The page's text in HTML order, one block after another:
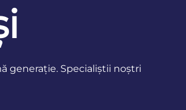
generație. Specialiștii noștri